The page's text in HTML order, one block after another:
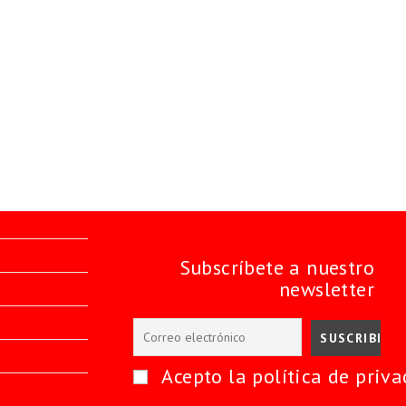
Subscríbete a nuestro
newsletter
Acepto la política de